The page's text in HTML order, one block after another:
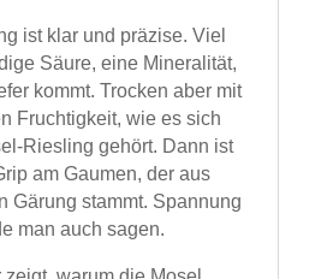
ist klar und präzise. Viel
Säure, eine Mineralität,
kommt. Trocken aber mit
Fruchtigkeit, wie es sich
Riesling gehört. Dann ist
am Gaumen, der aus
Gärung stammt. Spannung
man auch sagen.